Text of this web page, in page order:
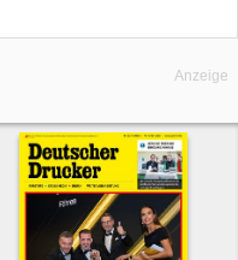
Anzeige